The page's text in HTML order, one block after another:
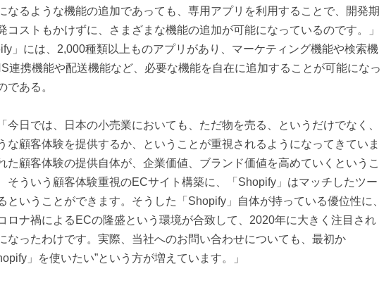
なるような機能の追加であっても、専用アプリを利用することで、開発期
コストもかけずに、さまざまな機能の追加が可能になっているのです。」
」には、2,000種類以上ものアプリがあり、マーケティング機能や検索機
連携機能や配送機能など、必要な機能を自在に追加することが可能になっ
である。
日では、日本の小売業においても、ただ物を売る、というだけでなく、
な顧客体験を提供するか、ということが重視されるようになってきていま
た顧客体験の提供自体が、企業価値、ブランド価値を高めていくというこ
そういう顧客体験重視のECサイト構築に、「Shopify」はマッチしたツー
ということができます。そうした「Shopify」自体が持っている優位性に、
ロナ禍によるECの隆盛という環境が合致して、2020年に大きく注目され
なったわけです。実際、当社へのお問い合わせについても、最初か
」を使いたい”という方が増えています。」